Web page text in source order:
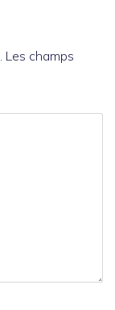
Les champs